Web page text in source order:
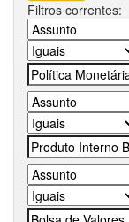
Filtros correntes: